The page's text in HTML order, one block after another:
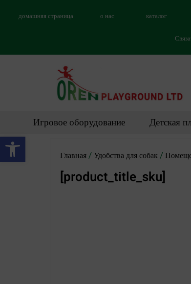
Открыть панель инструментов
домашняя страница о нас каталог
Игровое оборудование Детская
Главная/ Удобства для собак/
[product_title_sku]